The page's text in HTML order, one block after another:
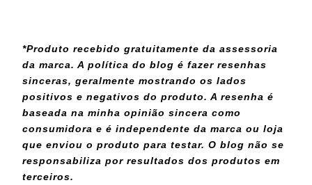
*Produto recebido gratuitamente da assessoria
da marca. A política do blog é fazer resenhas
sinceras, geralmente mostrando os lados
positivos e negativos do produto. A resenha é
baseada na minha opinião sincera como
consumidora e é independente da marca ou loja
que enviou o produto para testar. O blog não se
responsabiliza por resultados dos produtos em
terceiros.